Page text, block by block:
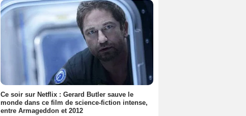
Ce soir sur Netflix : Gerard Butler sauve le
monde dans ce film de science-fiction intense,
entre Armageddon et 2012